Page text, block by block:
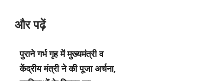
और पढ़ें
पुराने गर्भ गृह में मुख्यमंत्री व
केंद्रीय मंत्री ने की पूजा अर्चना,